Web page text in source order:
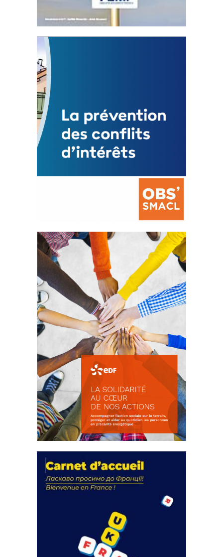
Statut de l’élu local
3 avril 2024
Mise à jour avril 2024
FEUILLETER
La prévention des conflits
d’intérêts
18 septembre 2023
FEUILLETER
actions
18 septembre 2023
FEUILLETER